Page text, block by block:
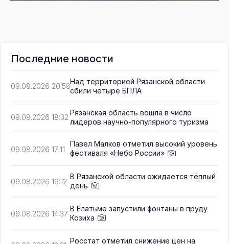
Последние новости
09.08.2026 20:58
Над территорией Рязанской области
сбили четыре БПЛА
09.08.2026 18:32
Рязанская область вошла в число
лидеров научно-популярного туризма
09.08.2026 17:11
Павел Малков отметил высокий уровень
фестиваля «Небо России»
09.08.2026 16:12
В Рязанской области ожидается тёплый
день
09.08.2026 14:37
В Елатьме запустили фонтаны в пруду
Козиха
Росстат отметил снижение цен на